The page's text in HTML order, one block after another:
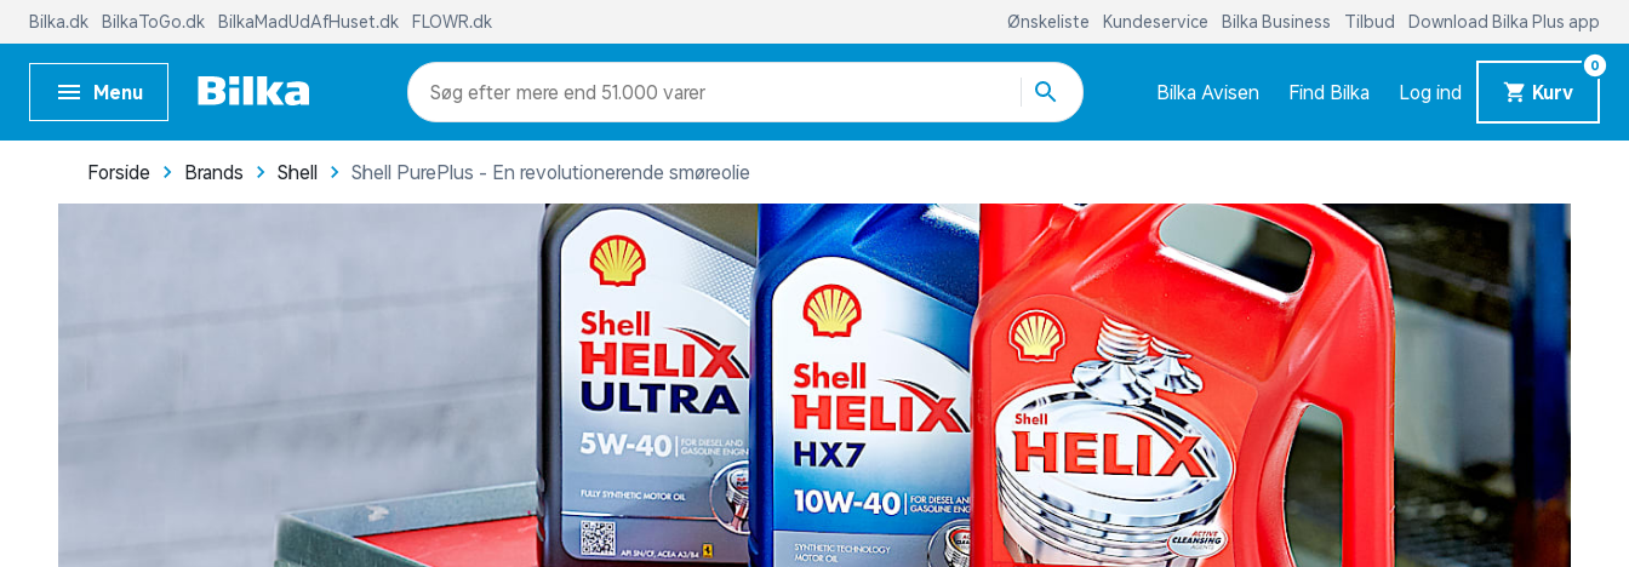
Bilka.dk BilkaToGo.dk BilkaMadUdAfHuset.dk FLOWR.dk Ønskeliste Kundeservice Bilka Business Tilbud Download Bilka Plus app
Menu mere end 51.000 varer Bilka Avisen Find Bilka Log ind Kurv
0
Forside Brands Shell Shell PurePlus - En revolutionerende smøreolie